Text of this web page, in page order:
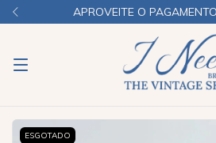
APROVEITE O
ESGOTADO